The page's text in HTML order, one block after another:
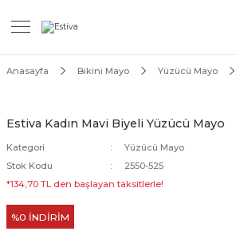
Anasayfa Bikini Mayo Yüzücü Mayo
Estiva Kadın Mavi Biyeli Yüzücü Mayo
Kategori
Yüzücü Mayo
Stok Kodu
2550-525
*134,70 TL den başlayan taksitlerle!
%0 İNDİRİM